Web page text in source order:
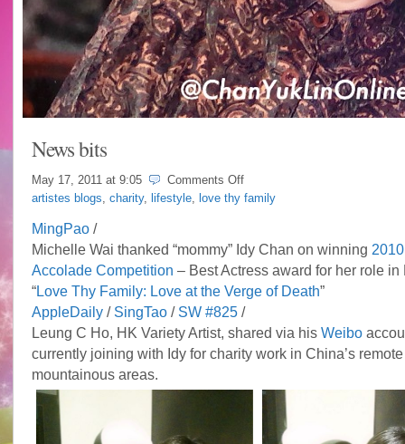
News bits
May 17, 2011 at 9:05 Comments Offon
News
artistes blogs, charity, lifestyle, love thy family
MingPao/
Michelle Wai thanked “mommy” Idy Chan on winning
Accolade Competition – Best Actress award for her role in
“Love Thy Family: Love at the Verge of Death”
AppleDaily/ SingTao/ SW #825/
Leung C Ho, HK Variety Artist, shared via his Weibo
currently joining with Idy for charity work in China’s remote
mountainous areas.